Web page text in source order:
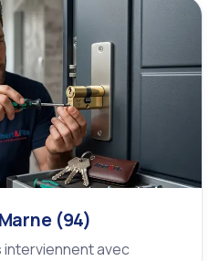
(94)
avec